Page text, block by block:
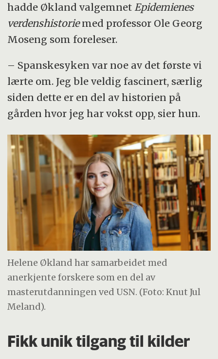
hadde Økland valgemnet Epidemienes
verdenshistoriemed professor Ole Georg
Moseng som foreleser.
– Spanskesyken var noe av det første vi
lærte om. Jeg ble veldig fascinert, særlig
siden dette er en del av historien på
gården hvor jeg har vokst opp, sier hun.
Helene Økland har samarbeidet med
anerkjente forskere som en del av
masterutdanningen ved USN. (Foto: Knut Jul
Meland).
Fikk unik tilgang til kilder